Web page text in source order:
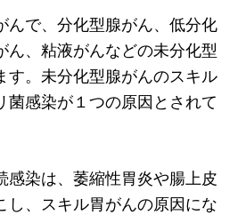
んで、分化型腺がん、低分化
ん、粘液がんなどの未分化型
す。未分化型腺がんのスキル
菌感染が１つの原因とされて
感染は、萎縮性胃炎や腸上皮
し、スキル胃がんの原因にな